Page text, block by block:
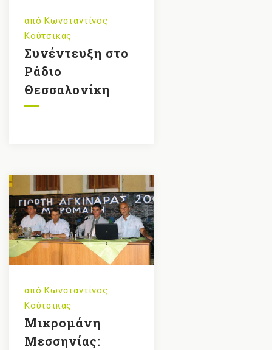
απόΚωνσταντίνος
Κούτσικας
Συνέντευξη στο
Ράδιο
Θεσσαλονίκη
απόΚωνσταντίνος
Κούτσικας
Μικρομάνη
Μεσσηνίας: